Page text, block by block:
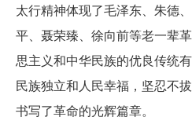
太行精神体现了毛泽东、朱德
平、聂荣臻、徐向前等老一辈
思主义和中华民族的优良传统
民族独立和人民幸福，坚忍不
书写了革命的光辉篇章。